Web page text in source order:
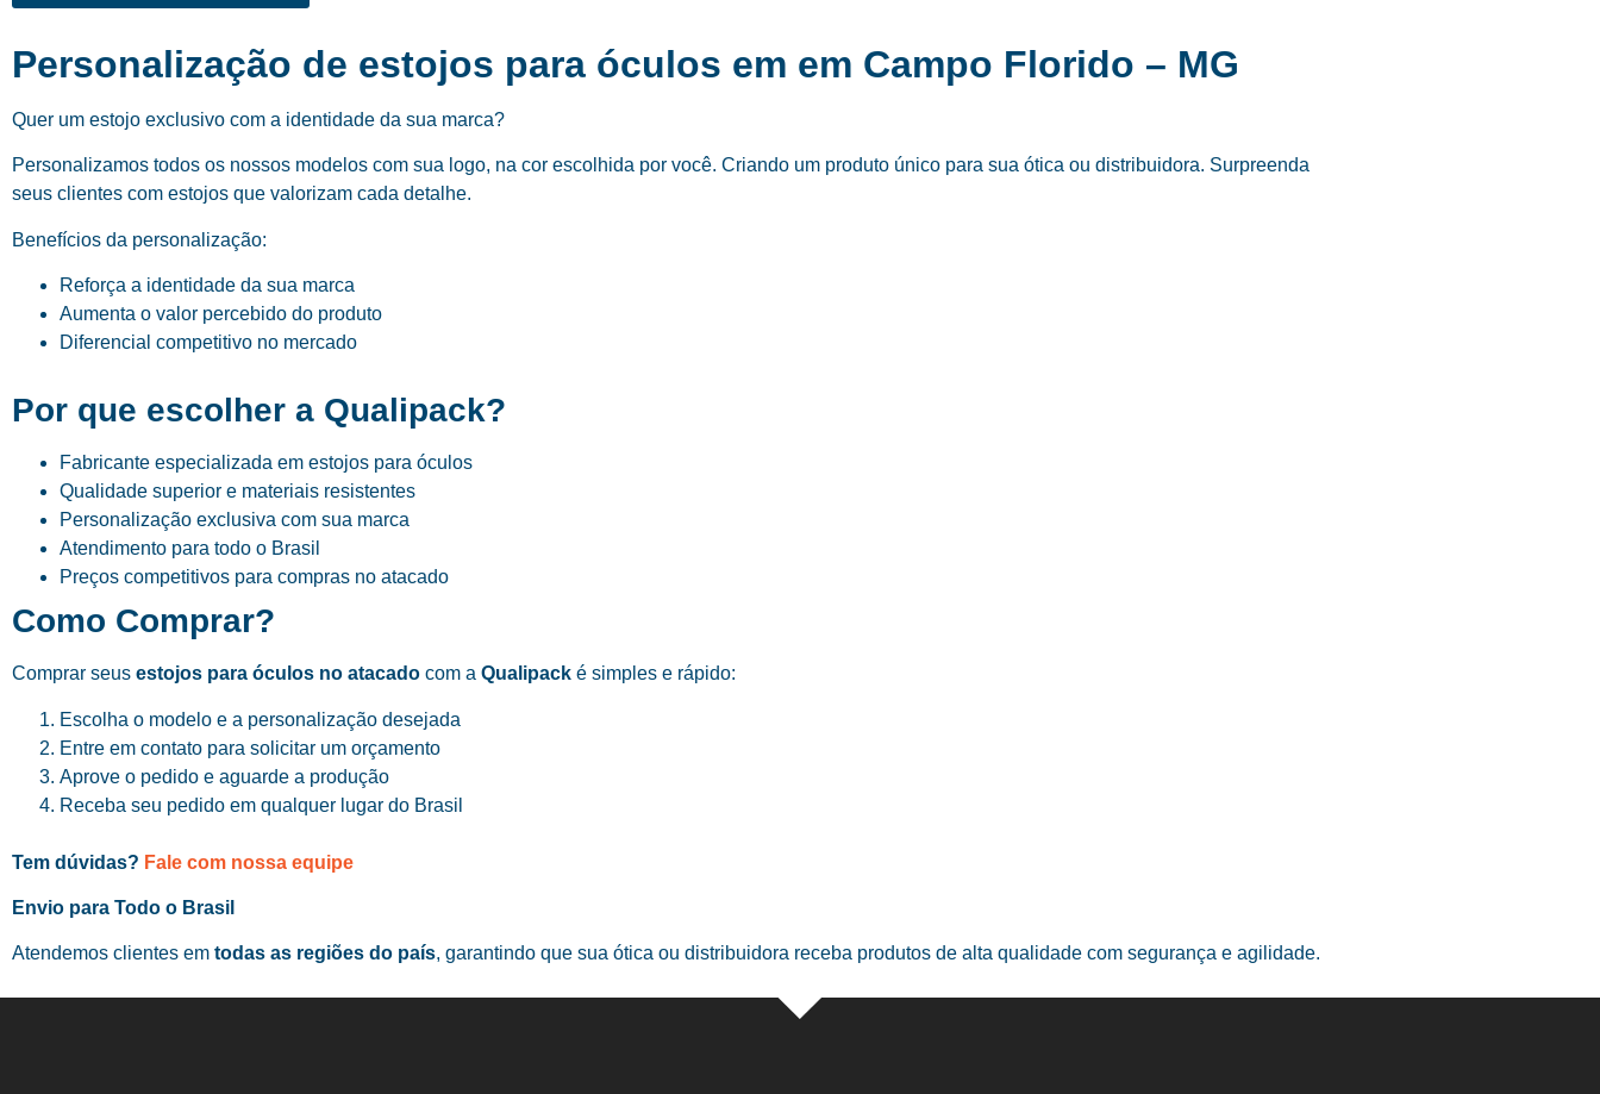
Personalização de estojos para óculos em em Campo Florido – MG
Quer um estojo exclusivo com a identidade da sua marca?
Personalizamos todos os nossos modelos com sua logo, na cor escolhida por você. Criando um produto único para sua ótica ou distribuidora. Surpreenda
seus clientes com estojos que valorizam cada detalhe.
Benefícios da personalização:
Reforça a identidade da sua marca
Aumenta o valor percebido do produto
Diferencial competitivo no mercado
Por que escolher a Qualipack?
Fabricante especializada em estojos para óculos
Qualidade superior e materiais resistentes
Personalização exclusiva com sua marca
Atendimento para todo o Brasil
Preços competitivos para compras no atacado
Como Comprar?
Comprar seus estojos para óculos no atacado com a Qualipack é simples e rápido:
Escolha o modelo e a personalização desejada
Entre em contato para solicitar um orçamento
Aprove o pedido e aguarde a produção
Receba seu pedido em qualquer lugar do Brasil
Tem dúvidas? Fale com nossa equipe
Envio para Todo o Brasil
Atendemos clientes em todas as regiões do país, garantindo que sua ótica ou distribuidora receba produtos de alta qualidade com segurança e agilidade.